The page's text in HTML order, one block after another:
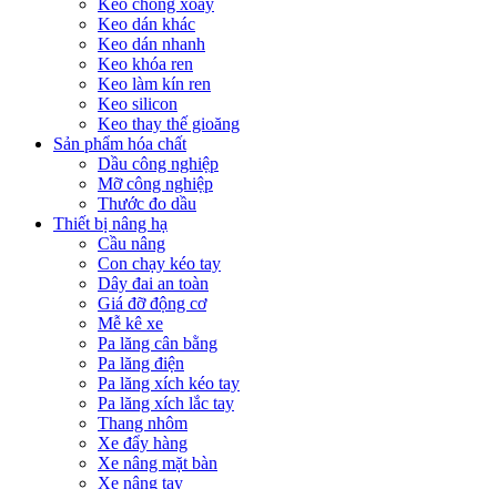
Keo dán khác
Keo dán nhanh
Keo khóa ren
Keo làm kín ren
Keo silicon
Keo thay thế gioăng
Sản phẩm hóa chất
Dầu công nghiệp
Mỡ công nghiệp
Thước đo dầu
Thiết bị nâng hạ
Cầu nâng
Con chạy kéo tay
Dây đai an toàn
Giá đỡ động cơ
Mễ kê xe
Pa lăng cân bằng
Pa lăng điện
Pa lăng xích kéo tay
Pa lăng xích lắc tay
Thang nhôm
Xe đẩy hàng
Xe nâng mặt bàn
Xe nâng tay